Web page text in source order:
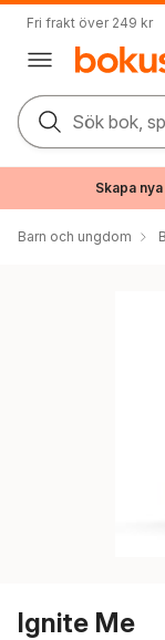
Fri frakt över 249 kr
Sök bok,
Skapa
Barn och ungdom
Ignite Me